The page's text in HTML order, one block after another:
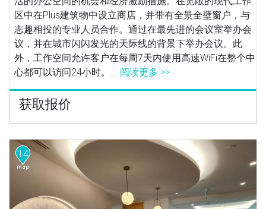
区中在Plus建筑物中设立商店，并带有全景全壁窗户，与
志趣相投的专业人员合作。通过在最先进的会议室举办会
议，并在城市闪闪发光的天际线的背景下举办会议。此
外，工作空间允许客户在每周7天内使用高速WiFi在整个中
心都可以访问24小时。... 阅读更多 >>
获取报价
14